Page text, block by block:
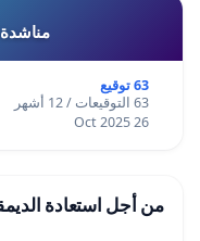
مناشدة
63 توقيع
63 التوقيعات / 12 أشهر
26 Oct 2025
من أجل استعادة